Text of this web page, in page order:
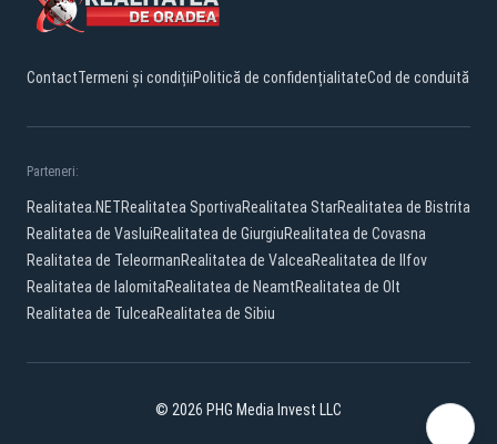
ContactTermeni și condițiiPolitică de confidențialitateCod de conduită
Parteneri:
Realitatea.NETRealitatea SportivaRealitatea StarRealitatea de Bistrita
Realitatea de VasluiRealitatea de GiurgiuRealitatea de Covasna
Realitatea de TeleormanRealitatea de ValceaRealitatea de Ilfov
Realitatea de IalomitaRealitatea de NeamtRealitatea de Olt
Realitatea de TulceaRealitatea de Sibiu
© 2026 PHG Media Invest LLC